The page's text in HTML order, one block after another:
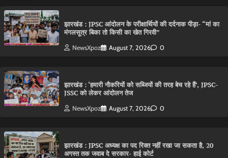
झारखंड : JPSC आंदोलन के परीक्षार्थियों की दर्दनाक पीड़ा- “मां का
मंगलसूत्र बिका तो किसी का खेत गिरवी”
NewsXpoz August 7, 2026 0
झारखंड : ‘हमारी नौकरियों को सब्जियों की तरह बेच रहे हैं’, JPSC-
JSSC को लेकर आंदोलन तेज
NewsXpoz August 7, 2026 0
झारखंड : JPSC अध्यक्ष का पद रिक्त नहीं रखा जा सकता है, 20
अगस्त तक जवाब दे सरकार- हाई कोर्ट